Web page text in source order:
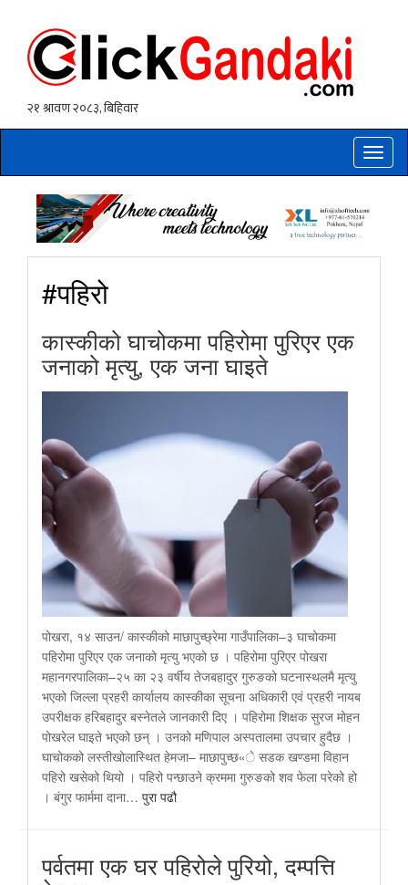
Toggle
#पहिरो
कास्कीको घाचोकमा पहिरोमा पुरिएर एक
जनाको मृत्यु, एक जना घाइते
पोखरा, १४ साउन/ कास्कीको माछापुच्छ्रेमा गाउँपालिका–३ घाचोकमा
पहिरोमा पुरिएर एक जनाको मृत्यु भएको छ । पहिरोमा पुरिएर पोखरा
महानगरपालिका–२५ का २३ वर्षीय तेजबहादुर गुरुङको घटनास्थलमै मृत्यु
भएको जिल्ला प्रहरी कार्यालय कास्कीका सूचना अधिकारी एवं प्रहरी नायब
उपरीक्षक हरिबहादुर बस्नेतले जानकारी दिए । पहिरोमा शिक्षक सुरज मोहन
पोखरेल घाइते भएको छन् । उनको मणिपाल अस्पतालमा उपचार हुदैछ ।
घाचोकको लस्तीखोलास्थित हेमजा– माछापुच्छ«े सडक खण्डमा विहान
पहिरो खसेको थियो । पहिरो पन्छाउने क्रममा गुरुङको शव फेला परेको हो
। बंगुर फार्ममा दाना… पुरा पढौ
पर्वतमा एक घर पहिरोले पुरियो, दम्पत्ति